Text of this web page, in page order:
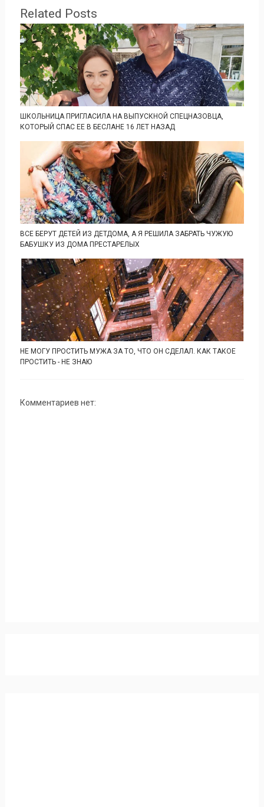
Related Posts
ШКОЛЬНИЦА ПРИГЛАСИЛА НА ВЫПУСКНОЙ СПЕЦНАЗОВЦА,
КОТОРЫЙ СПАС ЕЕ В БЕСЛАНЕ 16 ЛЕТ НАЗАД
ВСЕ БЕРУТ ДЕТЕЙ ИЗ ДЕТДОМА, А Я РЕШИЛА ЗАБРАТЬ ЧУЖУЮ
БАБУШКУ ИЗ ДОМА ПРЕСТАРЕЛЫХ
НЕ МОГУ ПРОСТИТЬ МУЖА ЗА ТО, ЧТО ОН СДЕЛАЛ. КАК ТАКОЕ
ПРОСТИТЬ - НЕ ЗНАЮ
Комментариев нет: